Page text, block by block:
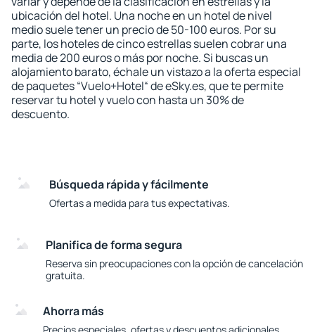
ubicación del hotel. Una noche en un hotel de nivel
medio suele tener un precio de 50-100 euros. Por su
parte, los hoteles de cinco estrellas suelen cobrar una
media de 200 euros o más por noche. Si buscas un
alojamiento barato, échale un vistazo a la oferta especial
de paquetes “Vuelo+Hotel“ de eSky.es, que te permite
reservar tu hotel y vuelo con hasta un 30% de
descuento.
Búsqueda rápida y fácilmente
Ofertas a medida para tus expectativas.
Planifica de forma segura
Reserva sin preocupaciones con la opción de cancelación
gratuita.
Ahorra más